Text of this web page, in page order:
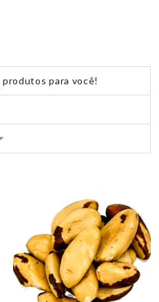
produtos para você!